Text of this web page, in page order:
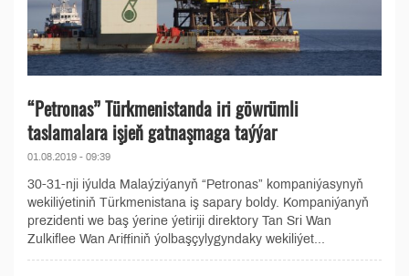
“Petronas” Türkmenistanda iri göwrümli
taslamalara işjeň gatnaşmaga taýýar
01.08.2019 - 09:39
30-31-nji iýulda Malaýziýanyň “Petronas” kompaniýasynyň
wekiliýetiniň Türkmenistana iş sapary boldy. Kompaniýanyň
prezidenti we baş ýerine ýetiriji direktory Tan Sri Wan
Zulkiflee Wan Ariffiniň ýolbaşçylygyndaky wekiliýet...